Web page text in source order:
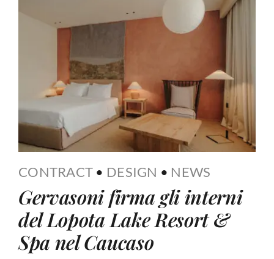
CONTRACT • DESIGN • NEWS
Gervasoni firma gli interni
del Lopota Lake Resort &
Spa nel Caucaso